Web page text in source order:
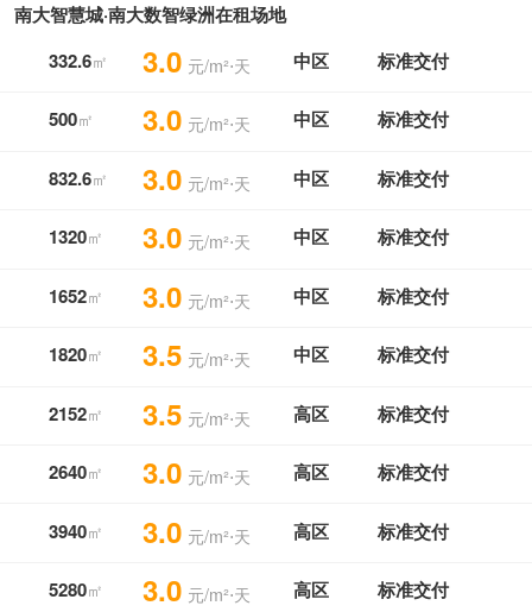
南大智慧城·南大数智绿洲在租场地
332.6㎡ 3.0 元/m²⋅天 中区 标准交付
500㎡ 3.0 元/m²⋅天 中区 标准交付
832.6㎡ 3.0 元/m²⋅天 中区 标准交付
1320㎡ 3.0 元/m²⋅天 中区 标准交付
1652㎡ 3.0 元/m²⋅天 中区 标准交付
1820㎡ 3.5 元/m²⋅天 中区 标准交付
2152㎡ 3.5 元/m²⋅天 高区 标准交付
2640㎡ 3.0 元/m²⋅天 高区 标准交付
3940㎡ 3.0 元/m²⋅天 高区 标准交付
5280㎡ 3.0 元/m²⋅天 高区 标准交付